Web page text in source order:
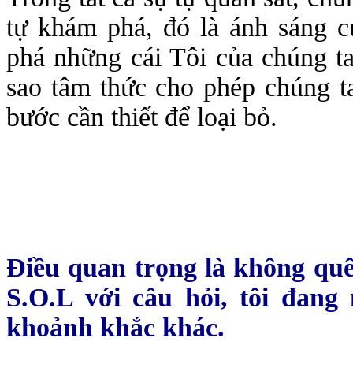
tự khám phá, đó là ánh sáng
phá những cái Tôi của chúng
sao tâm thức cho phép chúng
bước cần thiết để loại bỏ.
Điều quan trọng là không
S.O.L với câu hỏi, tôi
khoảnh khắc khác.